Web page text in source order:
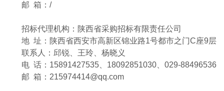
邮 箱： /
招标代理机构：陕西省采购招标有限责任公司
地 址：陕西省西安市高新区锦业路1号都市之门C座9层
联系人：邱锐、王玲、杨晓义
电 话： 15891427535 18092851030
029-88496536
邮 箱： 215974414@qq.com